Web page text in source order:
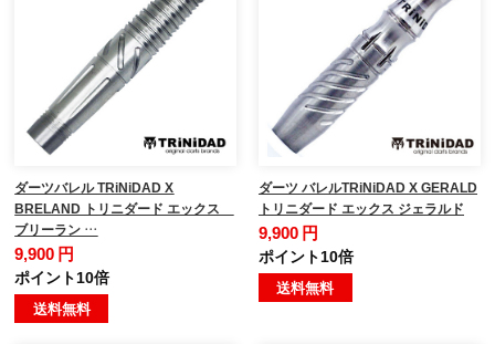
ダーツバレル TRiNiDAD X
BRELAND トリニダード エックス
ブリーラン …
9,900 円
ポイント10倍
送料無料
ダーツ バレルTRiNiDAD X GERALD
トリニダード エックス ジェラルド
9,900 円
ポイント10倍
送料無料